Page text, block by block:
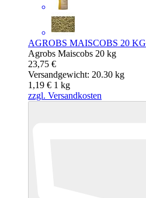
AGROBS MAISCOBS 20 KG
Agrobs Maiscobs 20 kg
23,75 €
Versandgewicht: 20.30 kg
1,19 € 1 kg
zzgl. Versandkosten